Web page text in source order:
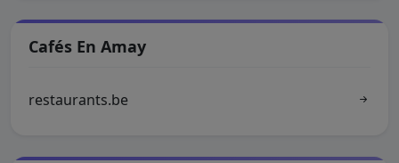
Cafés En Amay
restaurants.be